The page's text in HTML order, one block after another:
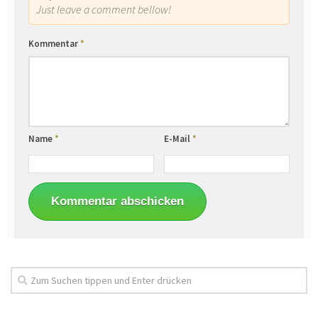
Just leave a comment bellow!
Kommentar*
Name* E-Mail*